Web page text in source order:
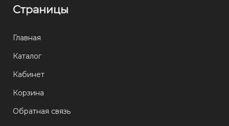
Страницы
Главная
Каталог
Кабинет
Корзина
Обратная связь